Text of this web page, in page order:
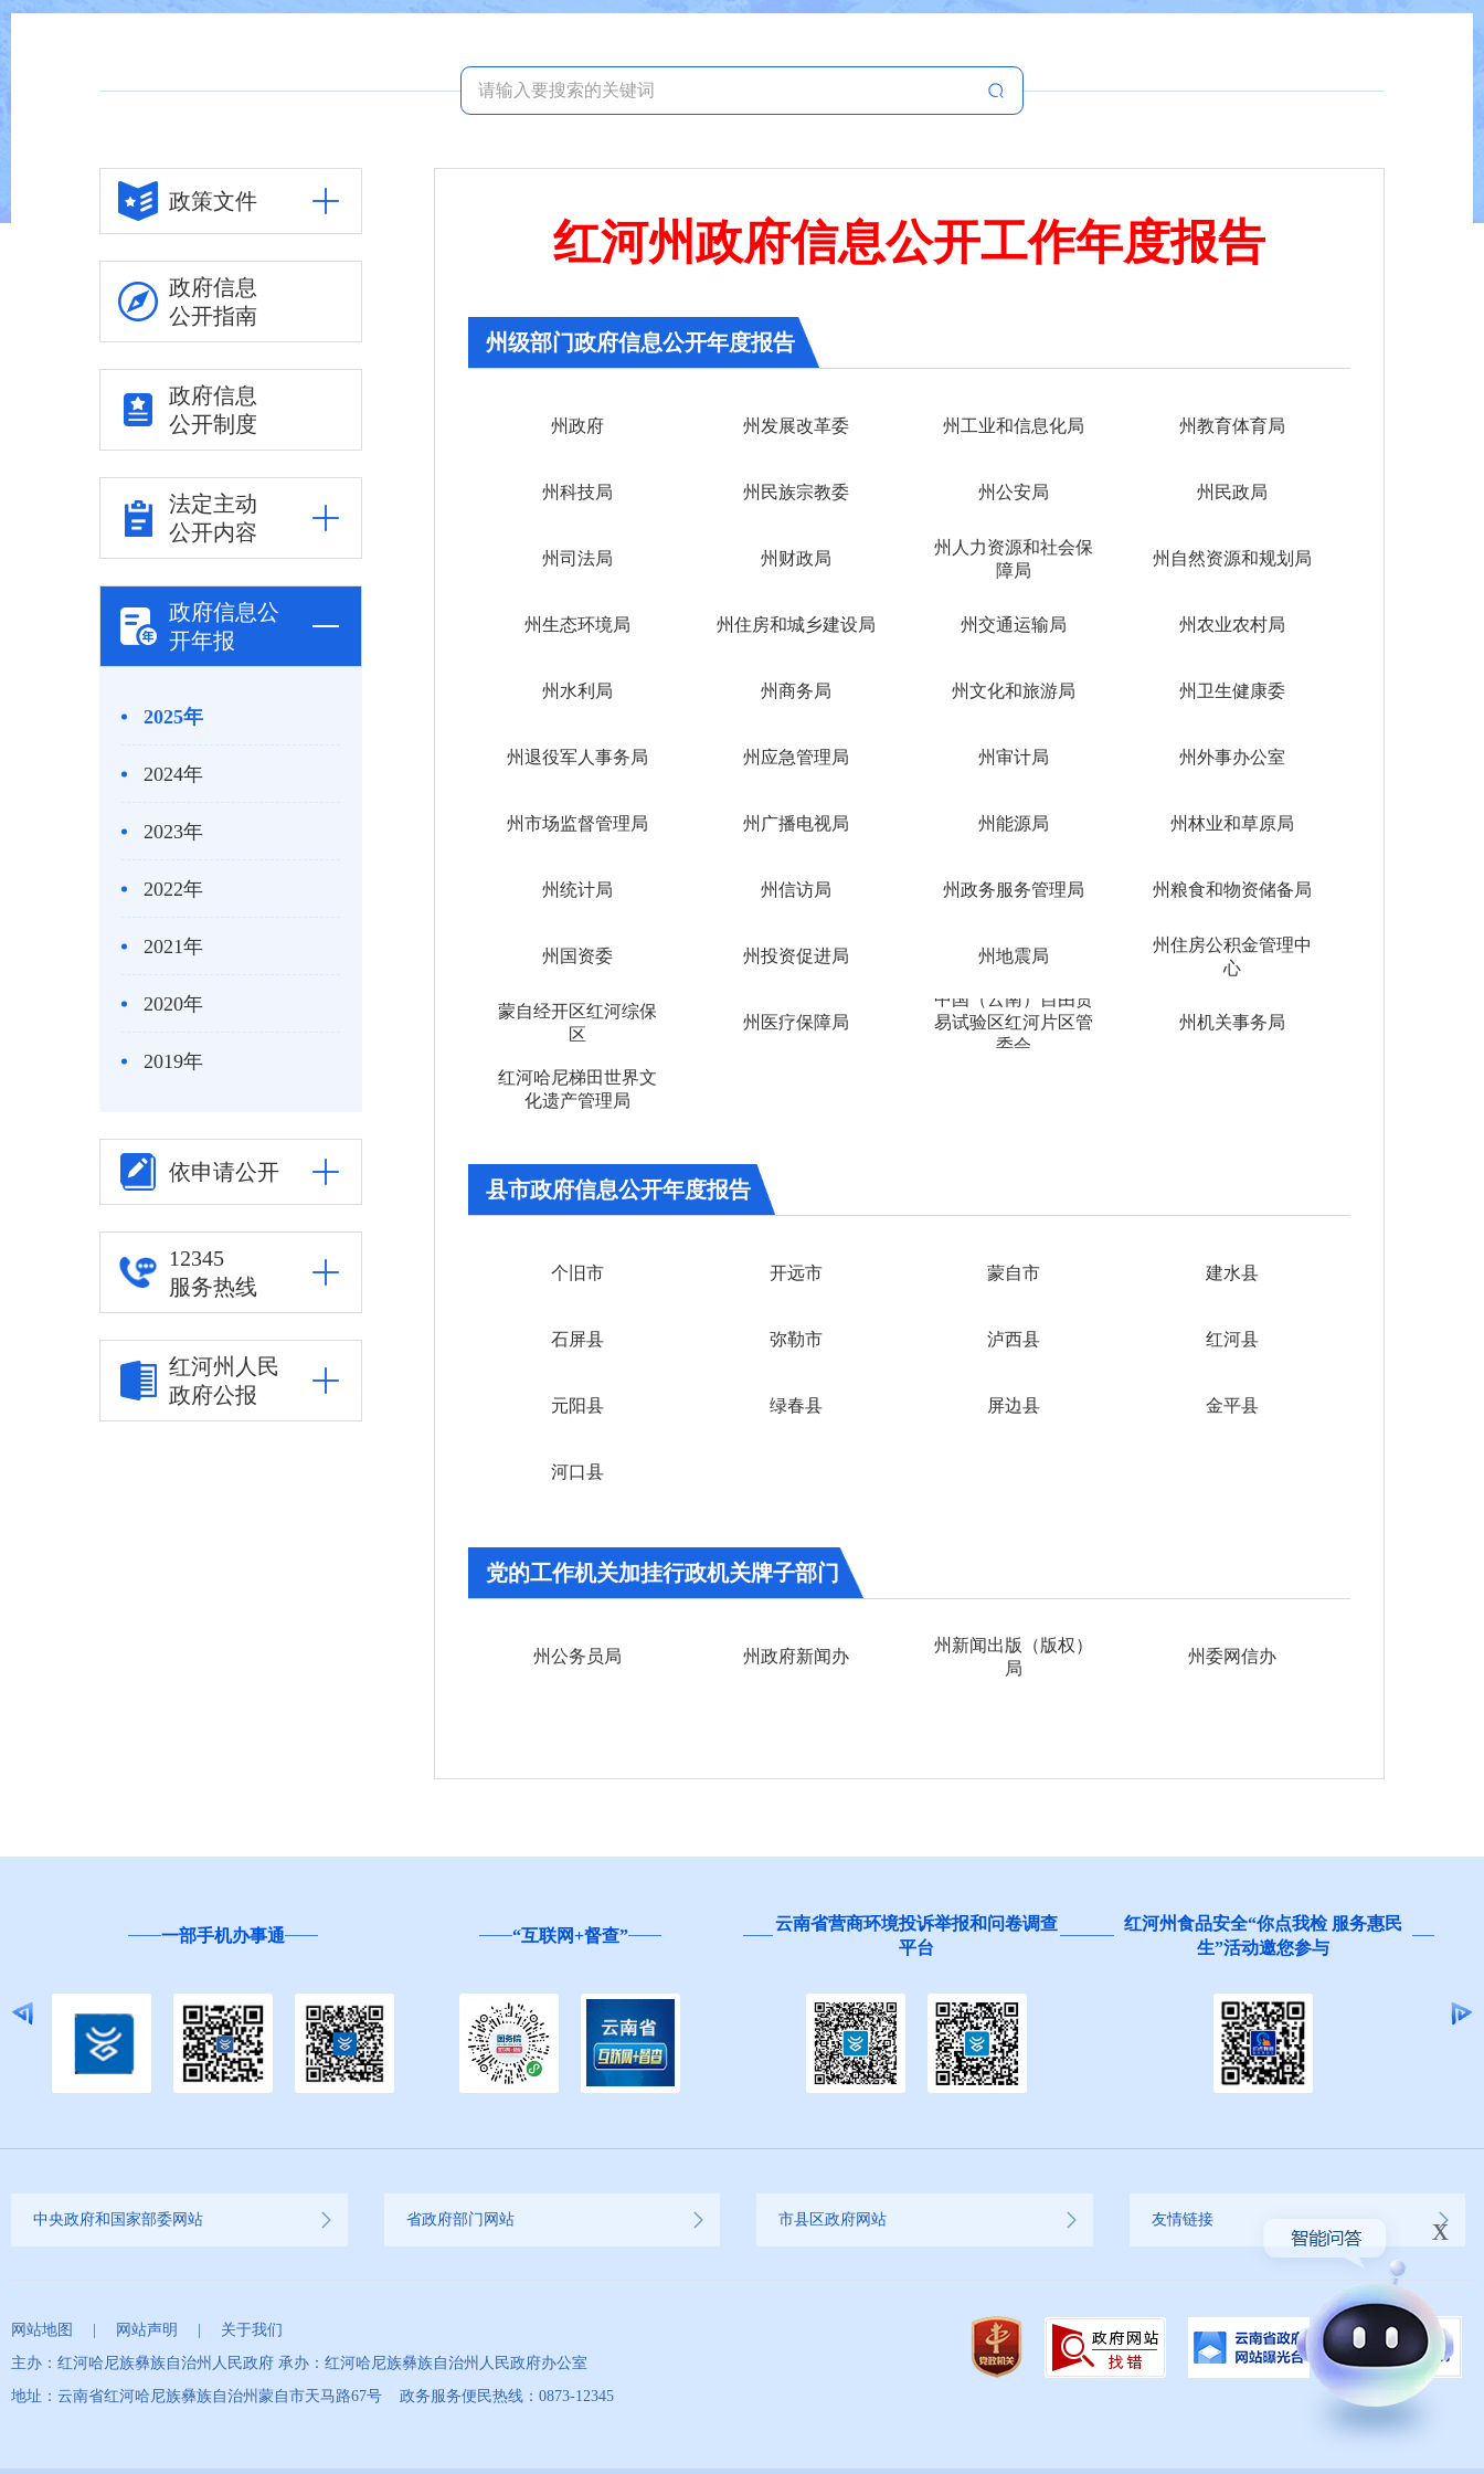
政策文件
政府信息
公开指南
政府信息
公开制度
法定主动
公开内容
政府信息公
开年报
2025年
2024年
2023年
2022年
2021年
2020年
2019年
依申请公开
12345
服务热线
红河州人民
政府公报
红河州政府信息公开工作年度报告
州级部门政府信息公开年度报告
州政府 州发展改革委 州工业和信息化局 州教育体育局
州科技局 州民族宗教委 州公安局 州民政局
州司法局 州财政局
州人力资源和社会保
障局
州自然资源和规划局
州生态环境局 州住房和城乡建设局 州交通运输局 州农业农村局
州水利局 州商务局 州文化和旅游局 州卫生健康委
州退役军人事务局 州应急管理局 州审计局 州外事办公室
州市场监督管理局 州广播电视局 州能源局 州林业和草原局
州统计局 州信访局 州政务服务管理局 州粮食和物资储备局
州国资委 州投资促进局 州地震局
州住房公积金管理中
心
蒙自经开区红河综保
区
州医疗保障局
中国（云南）自由贸
易试验区红河片区管
委会
州机关事务局
红河哈尼梯田世界文
化遗产管理局
县市政府信息公开年度报告
个旧市 开远市 蒙自市 建水县
石屏县 弥勒市 泸西县 红河县
元阳县 绿春县 屏边县 金平县
河口县
党的工作机关加挂行政机关牌子部门
州公务员局 州政府新闻办
州新闻出版（版权）
局
州委网信办
一部手机办事通 “互联网+督查”
云南省营商环境投诉举报和问卷调查
平台
红河州食品安全“你点我检 服务惠民
生”活动邀您参与
中央政府和国家部委网站 省政府部门网站 市县区政府网站 友情链接
网站地图 网站声明
关于我们
主办：红河哈尼族彝族自治州人民政府 承办：红河哈尼族彝族自治州人民政府办公室
地址：云南省红河哈尼族彝族自治州蒙自市天马路67号 政务服务便民热线：0873-12345
x